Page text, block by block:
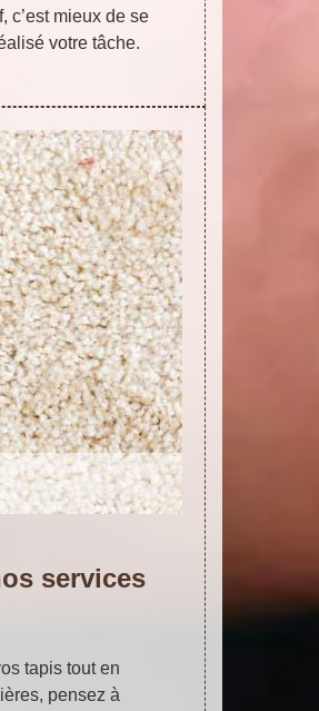
c’est mieux de se
votre tâche.
services
tapis tout en
pensez à